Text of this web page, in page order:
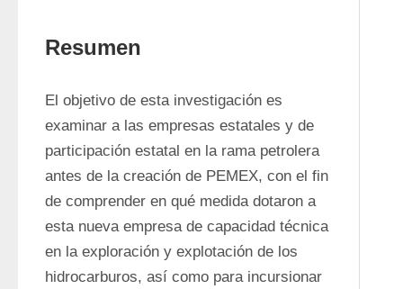
Resumen
El objetivo de esta investigación es
examinar a las empresas estatales y de
participación estatal en la rama petrolera
antes de la creación de PEMEX, con el fin
de comprender en qué medida dotaron a
esta nueva empresa de capacidad técnica
en la exploración y explotación de los
hidrocarburos, así como para incursionar